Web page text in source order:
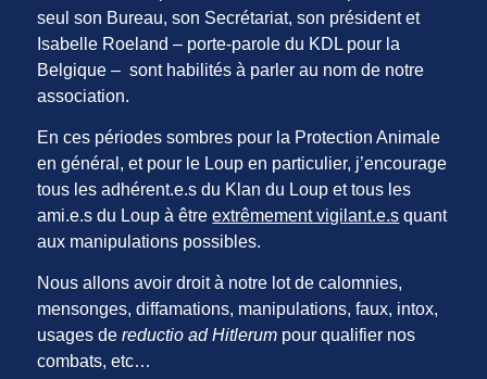
seul son Bureau, son Secrétariat, son président et
Isabelle Roeland – porte-parole du KDL pour la
Belgique – sont habilités à parler au nom de notre
association.
En ces périodes sombres pour la Protection Animale
en général, et pour le Loup en particulier, j’encourage
tous les adhérent.e.s du Klan du Loup et tous les
ami.e.s du Loup à êtreextrêmement vigilant.e.s quant
aux manipulations possibles.
Nous allons avoir droit à notre lot de calomnies,
mensonges, diffamations, manipulations, faux, intox,
usages dereductio ad Hitlerum pour qualifier nos
combats, etc…